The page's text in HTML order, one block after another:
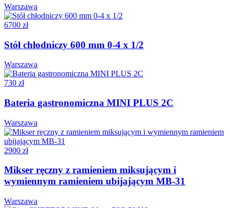
Warszawa
6700 zł
Stół chłodniczy 600 mm 0-4 x 1/2
Warszawa
730 zł
Bateria gastronomiczna MINI PLUS 2C
Warszawa
2900 zł
Mikser ręczny z ramieniem miksującym i
wymiennym ramieniem ubijającym MB-31
Warszawa